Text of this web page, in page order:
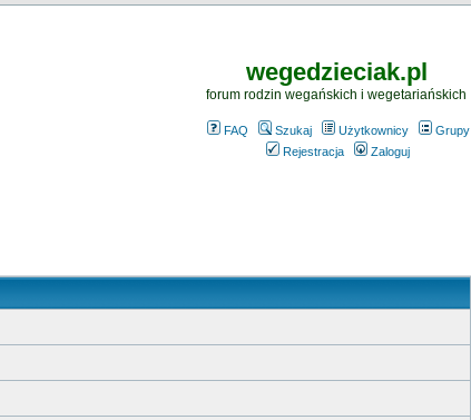
wegedzieciak.pl
forum rodzin wegańskich i wegetariańskich
FAQ Szukaj Użytkownicy
Grupy
Rejestracja
Zaloguj